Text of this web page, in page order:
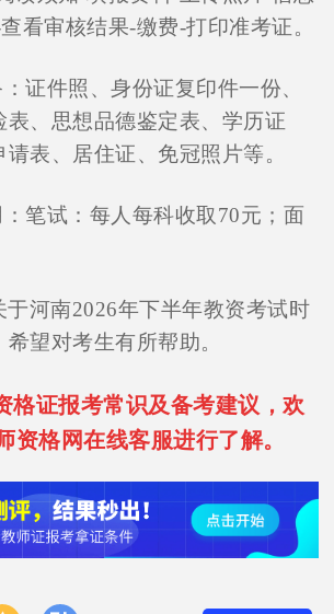
看审核结果-缴费-打印准考证。
证件照、身份证复印件一份、
表、思想品德鉴定表、学历证
表、居住证、免冠照片等。
笔试：每人每科收取70元；面
于河南2026年下半年教资考试时
望对考生有所帮助。
格证报考常识及备考建议，欢
资格网在线客服进行了解。